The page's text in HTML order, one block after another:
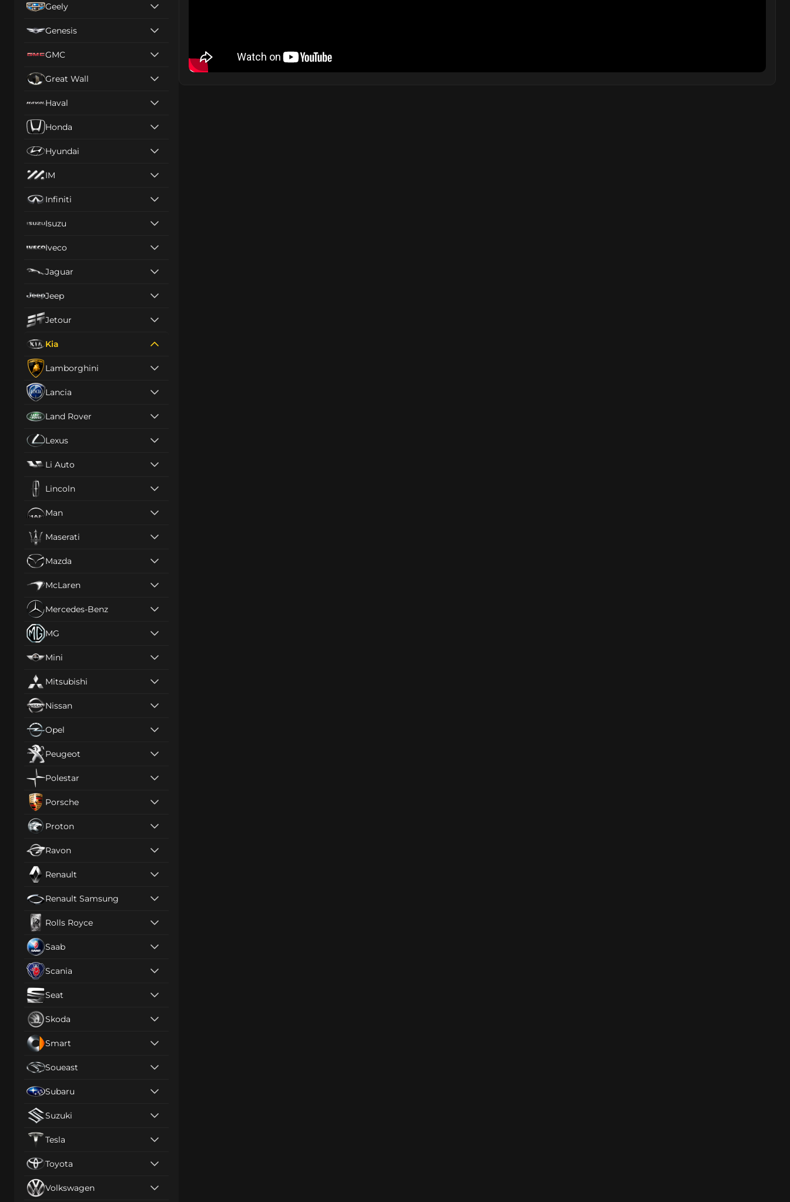
Geely
Genesis
GMC
Great Wall
Haval
Honda
Hyundai
IM
Infiniti
Isuzu
Iveco
Jaguar
Jeep
Jetour
Kia
Lamborghini
Lancia
Land Rover
Lexus
Li Auto
Lincoln
Man
Maserati
Mazda
McLaren
Mercedes-Benz
MG
Mini
Mitsubishi
Nissan
Opel
Peugeot
Polestar
Porsche
Proton
Ravon
Renault
Renault Samsung
Rolls Royce
Saab
Scania
Seat
Skoda
Smart
Soueast
Subaru
Suzuki
Tesla
Toyota
Volkswagen